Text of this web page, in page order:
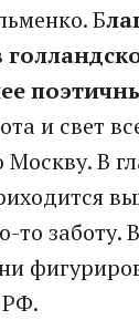
Б
и свет
В
то заботу.
РФ.